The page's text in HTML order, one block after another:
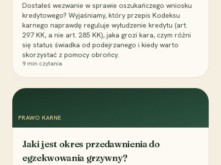
Dostałeś wezwanie w sprawie oszukańczego wniosku
kredytowego? Wyjaśniamy, który przepis Kodeksu
karnego naprawdę reguluje wyłudzenie kredytu (art.
297 KK, a nie art. 285 KK), jaka grozi kara, czym różni
się status świadka od podejrzanego i kiedy warto
skorzystać z pomocy obrońcy.
9 min czytania
PRAWO KARNE
Jaki jest okres przedawnienia do
egzekwowania grzywny?